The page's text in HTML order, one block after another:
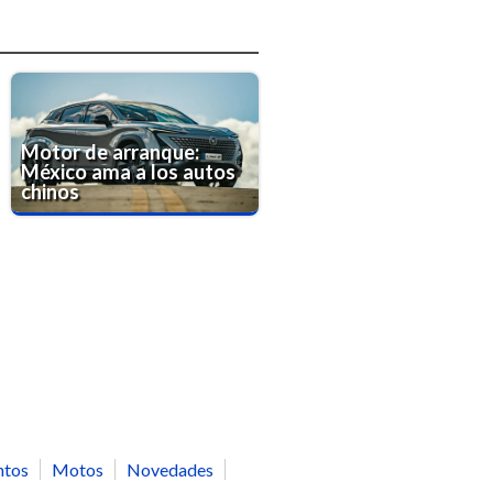
Motor de arranque:
México ama a los autos
chinos
Motos Novedades